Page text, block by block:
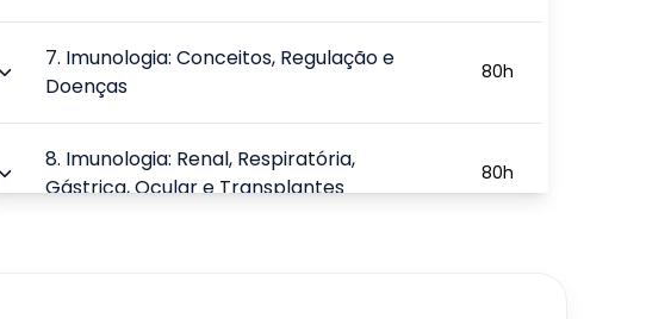
7. Imunologia: Conceitos, Regulação e
Doenças
80h
8. Imunologia: Renal, Respiratória,
Gástrica, Ocular e Transplantes
80h